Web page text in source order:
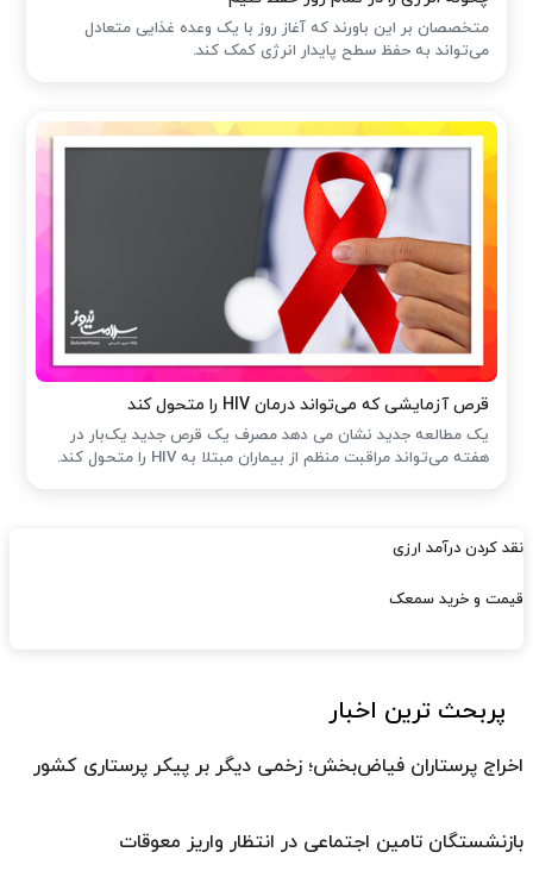
متخصصان بر این باورند که آغاز روز با یک وعده غذایی متعادل
می‌تواند به حفظ سطح پایدار انرژی کمک کند.
قرص آزمایشی که می‌تواند درمان HIV را متحول کند
یک مطالعه جدید نشان می دهد مصرف یک قرص جدید یک‌بار در
هفته می‌تواند مراقبت منظم از بیماران مبتلا به HIV را متحول کند.
نقد کردن درآمد ارزی
قیمت و خرید سمعک
پربحث ترین اخبار
اخراج پرستاران فیاض‌بخش؛ زخمی دیگر بر پیکر پرستاری کشور
بازنشستگان تامین اجتماعی در انتظار واریز معوقات